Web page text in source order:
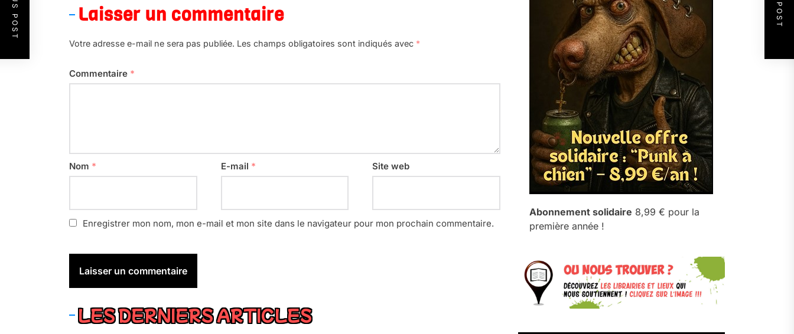
Laisser un commentaire
Votre adresse e-mail ne sera pas publiée. Les champs obligatoires sont indiqués avec *
Commentaire *
Nom * E-mail * Site web
Enregistrer mon nom, mon e-mail et mon site dans le navigateur pour mon prochain commentaire.
LES DERNIERS ARTICLES
Abonnement solidaire 8,99 € pour la
première année !